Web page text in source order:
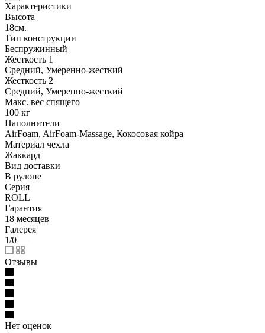
Характеристики
Высота
18см.
Тип конструкции
Беспружинный
Жесткость 1
Средний, Умеренно-жесткий
Жесткость 2
Средний, Умеренно-жесткий
Макс. вес спящего
100 кг
Наполнители
AirFoam, AirFoam-Massage, Кокосовая койра
Материал чехла
Жаккард
Вид доставки
В рулоне
Серия
ROLL
Гарантия
18 месяцев
Галерея
1/0 —
Отзывы
Нет оценок